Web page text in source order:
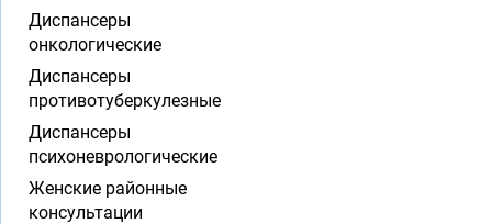
Диспансеры
онкологические
Диспансеры
противотуберкулезные
Диспансеры
психоневрологические
Женские районные
консультации